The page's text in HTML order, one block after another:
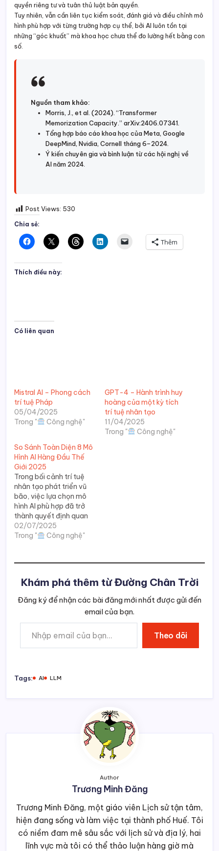
quyền riêng tư và tuân thủ luật bản quyền.
Tuy nhiên, vẫn cần liên tục kiểm soát, đánh giá và điều chỉnh mô
hình phù hợp với từng trường hợp cụ thể, bởi AI luôn tồn tại
những “góc khuất” mà khoa học chưa thể đo lường hết bằng con
số.
Nguồn tham khảo:
Morris, J., et al. (2024). “Transformer
Memorization Capacity.” arXiv:2406.07341.
Tổng hợp báo cáo khoa học của Meta, Google
DeepMind, Nvidia, Cornell tháng 6–2024.
Ý kiến chuyên gia và bình luận từ các hội nghị về
AI năm 2024.
Post Views: 530
Chia sẻ:
Thêm
Thích điều này:
Có liên quan
Mistral AI – Phong cách
trí tuệ Pháp
05/04/2025
Trong "
Công nghệ"
GPT-4 – Hành trình huy
hoàng của một kỳ tích
trí tuệ nhân tạo
11/04/2025
Trong "
Công nghệ"
So Sánh Toàn Diện 8 Mô
Hình AI Hàng Đầu Thế
Giới 2025
Trong bối cảnh trí tuệ
nhân tạo phát triển vũ
bão, việc lựa chọn mô
hình AI phù hợp đã trở
thành quyết định quan
trọng. Bài viết này so
sánh toàn diện 8 nền
Gemini, OpenAI GPT,
các…
02/07/2025
Trong "
Công nghệ"
Khám phá thêm từ Đường Chân Trời
Đăng ký để nhận các bài đăng mới nhất được gửi đến
email của bạn.
Nhập email của bạn…
Theo dõi
Tags: AI LLM
Author
Trương Minh Đăng
Trương Minh Đăng, một giáo viên Lịch sử tận tâm,
hiện đang sống và làm việc tại thành phố Huế. Tôi
có niềm đam mê sâu sắc với lịch sử và địa lý, hai
lĩnh vực mà tôi có thể thảo luận hàng giờ mà